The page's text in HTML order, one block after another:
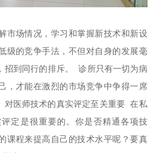
市场情况，学习和掌握新技术和新设
级的竞争手法，不但对自身的发展毫
招到同行的排斥。 诊所只有一切为病
，才能在激烈的市场竞争中争得一席
医师技术的真实评定至关重要 在私
定是很重要的。你是否精通各项技
课程来提高自己的技术水平呢？要真